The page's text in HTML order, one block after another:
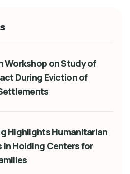
Workshop on Study of
During Eviction of
Highlights Humanitarian
in Holding Centers for